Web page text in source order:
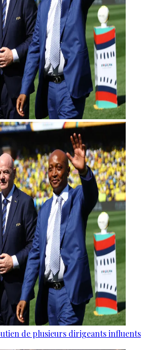
de plusieurs dirigeants influents